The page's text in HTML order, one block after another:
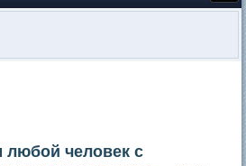
любой человек с